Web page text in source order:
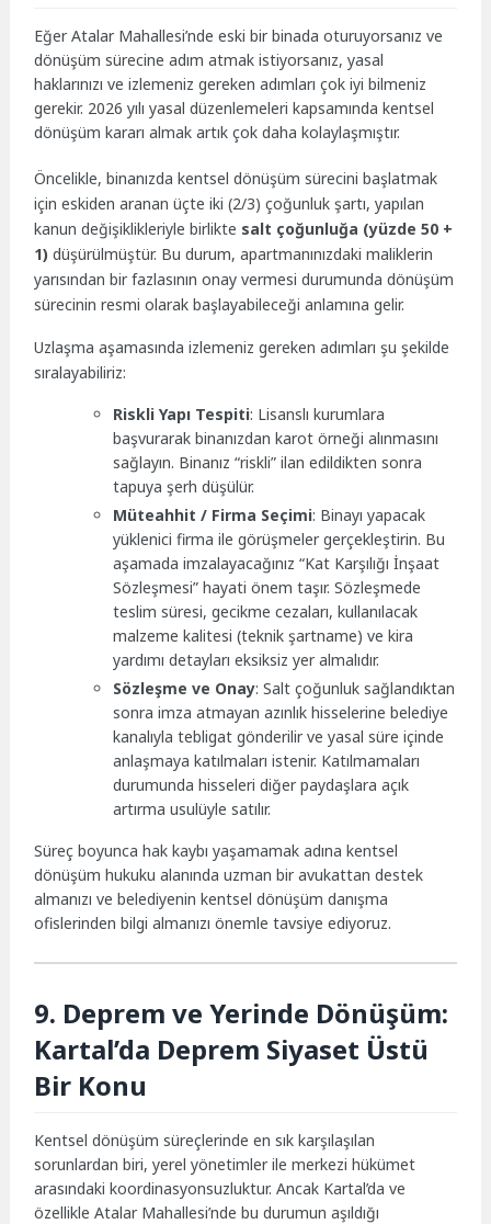
Eğer Atalar Mahallesi’nde eski bir binada oturuyorsanız ve
dönüşüm sürecine adım atmak istiyorsanız, yasal
haklarınızı ve izlemeniz gereken adımları çok iyi bilmeniz
gerekir. 2026 yılı yasal düzenlemeleri kapsamında kentsel
dönüşüm kararı almak artık çok daha kolaylaşmıştır.
Öncelikle, binanızda kentsel dönüşüm sürecini başlatmak
için eskiden aranan üçte iki (2/3) çoğunluk şartı, yapılan
kanun değişiklikleriyle birlikte salt çoğunluğa (yüzde 50 +
1) düşürülmüştür. Bu durum, apartmanınızdaki maliklerin
yarısından bir fazlasının onay vermesi durumunda dönüşüm
sürecinin resmi olarak başlayabileceği anlamına gelir.
Uzlaşma aşamasında izlemeniz gereken adımları şu şekilde
sıralayabiliriz:
Riskli Yapı Tespiti: Lisanslı kurumlara
başvurarak binanızdan karot örneği alınmasını
sağlayın. Binanız “riskli” ilan edildikten sonra
tapuya şerh düşülür.
Müteahhit / Firma Seçimi: Binayı yapacak
yüklenici firma ile görüşmeler gerçekleştirin. Bu
aşamada imzalayacağınız “Kat Karşılığı İnşaat
Sözleşmesi” hayati önem taşır. Sözleşmede
teslim süresi, gecikme cezaları, kullanılacak
malzeme kalitesi (teknik şartname) ve kira
yardımı detayları eksiksiz yer almalıdır.
Sözleşme ve Onay: Salt çoğunluk sağlandıktan
sonra imza atmayan azınlık hisselerine belediye
kanalıyla tebligat gönderilir ve yasal süre içinde
anlaşmaya katılmaları istenir. Katılmamaları
durumunda hisseleri diğer paydaşlara açık
artırma usulüyle satılır.
Süreç boyunca hak kaybı yaşamamak adına kentsel
dönüşüm hukuku alanında uzman bir avukattan destek
almanızı ve belediyenin kentsel dönüşüm danışma
ofislerinden bilgi almanızı önemle tavsiye ediyoruz.
9. Deprem ve Yerinde Dönüşüm:
Kartal’da Deprem Siyaset Üstü
Bir Konu
Kentsel dönüşüm süreçlerinde en sık karşılaşılan
sorunlardan biri, yerel yönetimler ile merkezi hükümet
arasındaki koordinasyonsuzluktur. Ancak Kartal’da ve
özellikle Atalar Mahallesi’nde bu durumun aşıldığı